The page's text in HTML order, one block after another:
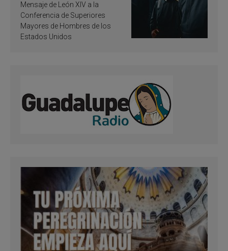
de inspiración y
santificación
Mensaje de León XIV a la
Conferencia de Superiores
Mayores de Hombres de los
Estados Unidos